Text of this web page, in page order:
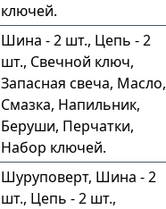
ключей.
Шина - 2 шт., Цепь - 2
шт., Свечной ключ,
Запасная свеча, Масло,
Смазка, Напильник,
Беруши, Перчатки,
Набор ключей.
Шуруповерт, Шина - 2
шт., Цепь - 2 шт.,